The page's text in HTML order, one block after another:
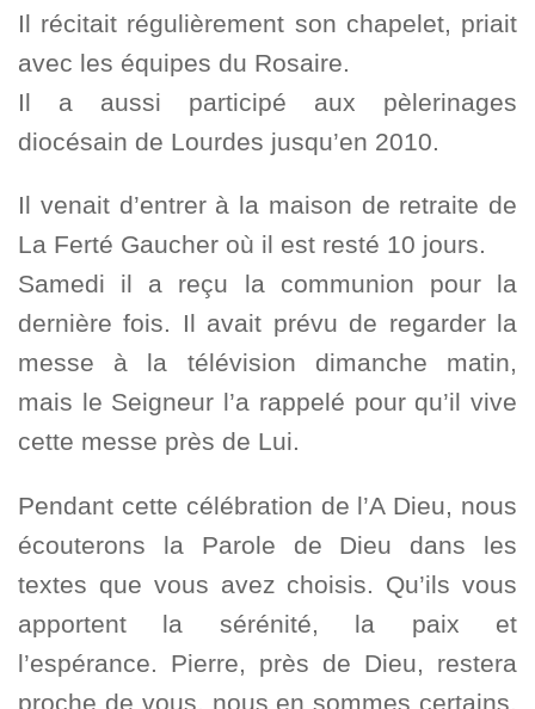
Il récitait régulièrement son chapelet, priait
avec les équipes du Rosaire.
Il a aussi participé aux pèlerinages
diocésain de Lourdes jusqu’en 2010.
Il venait d’entrer à la maison de retraite de
La Ferté Gaucher où il est resté 10 jours.
Samedi il a reçu la communion pour la
dernière fois. Il avait prévu de regarder la
messe à la télévision dimanche matin,
mais le Seigneur l’a rappelé pour qu’il vive
cette messe près de Lui.
Pendant cette célébration de l’A Dieu, nous
écouterons la Parole de Dieu dans les
textes que vous avez choisis. Qu’ils vous
apportent la sérénité, la paix et
l’espérance. Pierre, près de Dieu, restera
proche de vous, nous en sommes certains.